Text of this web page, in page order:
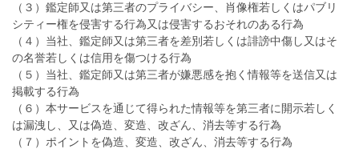
（３）鑑定師又は第三者のプライバシー、肖像権若しくはパブリ
シティー権を侵害する行為又は侵害するおそれのある行為
（４）当社、鑑定師又は第三者を差別若しくは誹謗中傷し又はそ
の名誉若しくは信用を傷つける行為
（５）当社、鑑定師又は第三者が嫌悪感を抱く情報等を送信又は
掲載する行為
（６）本サービスを通じて得られた情報等を第三者に開示若しく
は漏洩し、又は偽造、変造、改ざん、消去等する行為
（７）ポイントを偽造、変造、改ざん、消去等する行為